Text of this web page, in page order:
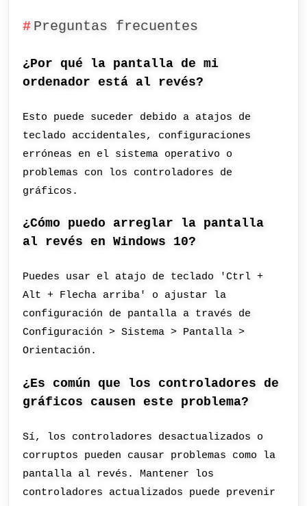
Preguntas frecuentes
¿Por qué la pantalla de mi
ordenador está al revés?
Esto puede suceder debido a atajos de
teclado accidentales, configuraciones
erróneas en el sistema operativo o
problemas con los controladores de
gráficos.
¿Cómo puedo arreglar la pantalla
al revés en Windows 10?
Puedes usar el atajo de teclado 'Ctrl +
Alt + Flecha arriba' o ajustar la
configuración de pantalla a través de
Configuración > Sistema > Pantalla >
Orientación.
¿Es común que los controladores de
gráficos causen este problema?
Sí, los controladores desactualizados o
corruptos pueden causar problemas como la
pantalla al revés. Mantener los
controladores actualizados puede prevenir